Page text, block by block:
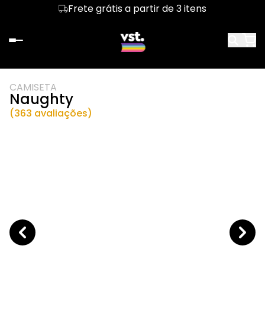
Frete grátis a partir de 3 itens
CAMISETA
Naughty
(363 avaliações)